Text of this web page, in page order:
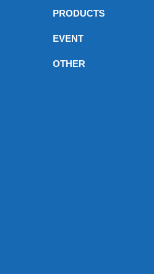
PRODUCTS
EVENT
OTHER